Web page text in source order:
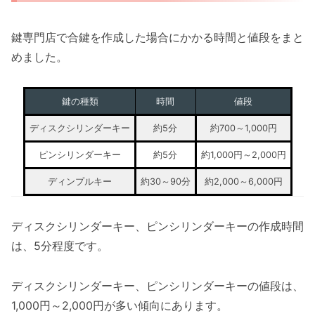
鍵専門店で合鍵を作成した場合にかかる時間と値段をまと
めました。
鍵の種類 時間 値段
ディスクシリンダーキー 約5分 約700～1,000円
ピンシリンダーキー 約5分 約1,000円～2,000円
ディンプルキー 約30～90分 約2,000～6,000円
ディスクシリンダーキー、ピンシリンダーキーの作成時間
は、5分程度です。
ディスクシリンダーキー、ピンシリンダーキーの値段は、
1,000円～2,000円が多い傾向にあります。